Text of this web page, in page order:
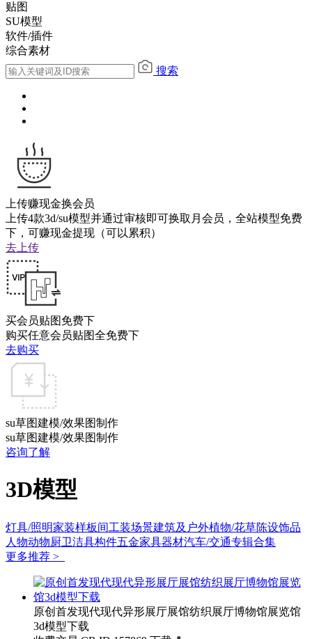
贴图
SU模型
软件/插件
综合素材
搜索
上传赚现金换会员
上传4款3d/su模型并通过审核即可换取月会员，全站模型免费
下，可赚现金提现（可以累积）
去上传
买会员贴图免费下
购买任意会员贴图全免费下
去购买
su草图建模/效果图制作
su草图建模/效果图制作
咨询了解
3D模型
灯具/照明家装样板间工装场景建筑及户外植物/花草陈设饰品
人物动物厨卫洁具构件五金家具器材汽车/交通专辑合集
更多推荐 >
原创首发现代现代异形展厅展馆纺织展厅博物馆展览馆
3d模型下载